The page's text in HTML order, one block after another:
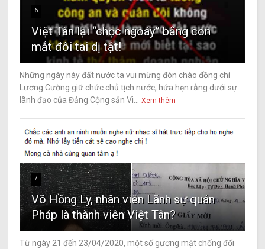
6
Việt Tân lại “chọc ngoáy” bằng con
mắt đôi tai dị tật!
Những ngày này đất nước ta vui mừng đón chào đồng chí
Lương Cường giữ chức chủ tịch nước, hứa hẹn rằng dưới sự
lãnh đạo của Đảng Cộng sản Vi...
Xem thêm
7
Võ Hồng Ly, nhân viên Lãnh sự quán
Pháp là thành viên Việt Tân?
Từ ngày 21 đến 23/04/2020, một số gương mặt chống đối